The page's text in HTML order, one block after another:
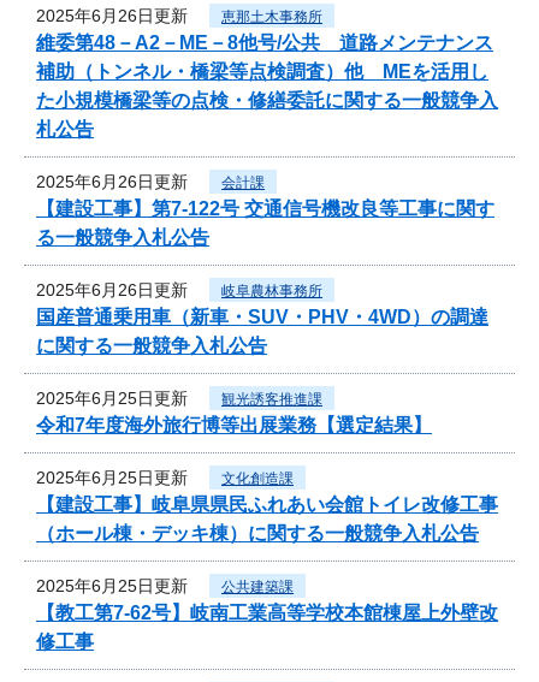
2025年6月26日更新 恵那土木事務所
維委第48－A2－ME－8他号/公共 道路メンテナンス
補助（トンネル・橋梁等点検調査）他 MEを活用し
た小規模橋梁等の点検・修繕委託に関する一般競争入
札公告
2025年6月26日更新 会計課
【建設工事】第7-122号 交通信号機改良等工事に関す
る一般競争入札公告
2025年6月26日更新 岐阜農林事務所
国産普通乗用車（新車・SUV・PHV・4WD）の調達
に関する一般競争入札公告
2025年6月25日更新 観光誘客推進課
令和7年度海外旅行博等出展業務【選定結果】
2025年6月25日更新 文化創造課
【建設工事】岐阜県県民ふれあい会館トイレ改修工事
（ホール棟・デッキ棟）に関する一般競争入札公告
2025年6月25日更新 公共建築課
【教工第7-62号】岐南工業高等学校本館棟屋上外壁改
修工事